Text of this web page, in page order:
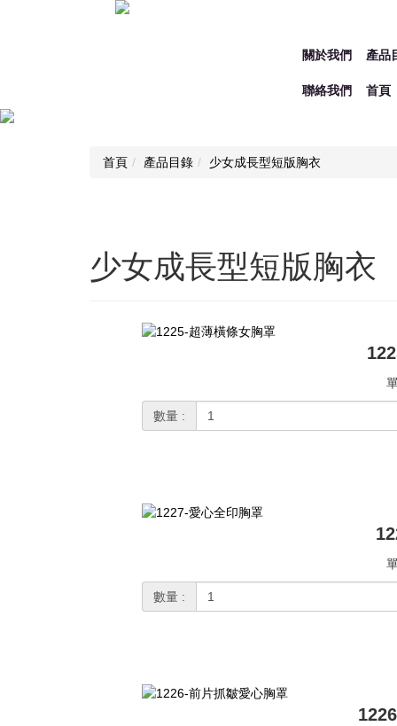
關於我們 產品
聯絡我們 首頁
首頁 產品目錄 少女成長型短版胸衣
少女成長型短版胸衣
數量 :
數量 :